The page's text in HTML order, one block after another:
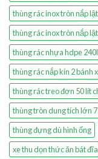
thùng rác inox tròn nắp
thùng rác inox tròn nắp
thùng rác nhựa hdpe
thùng rác nắp kín 2 bánh
thùng rác treo đơn 50 lít
thùng tròn dung tích lớn
thùng đựng dù hình ống
xe thu dọn thức ăn bát đĩa